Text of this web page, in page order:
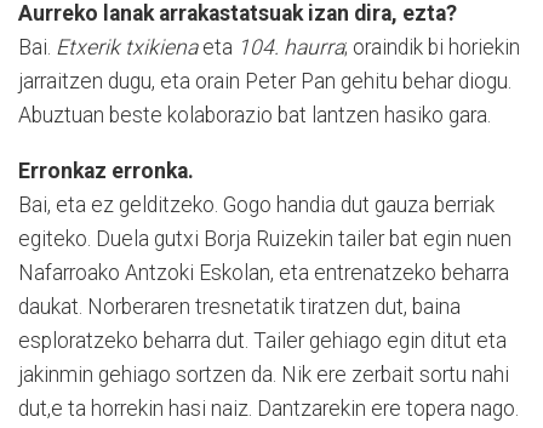
Aurreko lanak arrakastatsuak izan dira, ezta?
Bai. Etxerik txikienaeta 104. haurra; oraindik bi horiekin
jarraitzen dugu, eta orain Peter Pan gehitu behar diogu.
Abuztuan beste kolaborazio bat lantzen hasiko gara.
Erronkaz erronka.
Bai, eta ez gelditzeko. Gogo handia dut gauza berriak
egiteko. Duela gutxi Borja Ruizekin tailer bat egin nuen
Nafarroako Antzoki Eskolan, eta entrenatzeko beharra
daukat. Norberaren tresnetatik tiratzen dut, baina
esploratzeko beharra dut. Tailer gehiago egin ditut eta
jakinmin gehiago sortzen da. Nik ere zerbait sortu nahi
dut,e ta horrekin hasi naiz. Dantzarekin ere topera nago.